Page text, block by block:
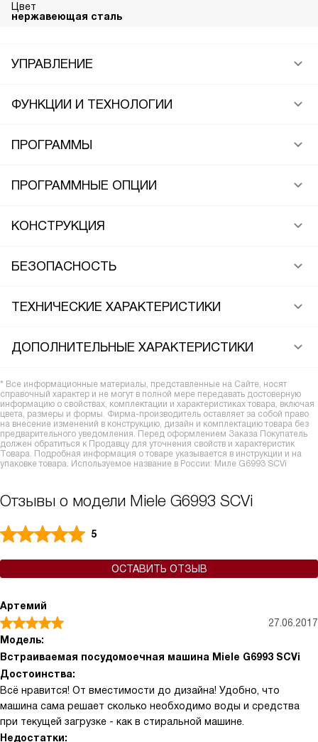
Цвет
нержавеющая сталь
УПРАВЛЕНИЕ
ФУНКЦИИ И ТЕХНОЛОГИИ
ПРОГРАММЫ
ПРОГРАММНЫЕ ОПЦИИ
КОНСТРУКЦИЯ
БЕЗОПАСНОСТЬ
ТЕХНИЧЕСКИЕ ХАРАКТЕРИСТИКИ
ДОПОЛНИТЕЛЬНЫЕ ХАРАКТЕРИСТИКИ
* Все информационные материалы, представленные на Сайте, носят
справочный характер и не могут в полной мере передавать достоверную
информацию о свойствах, комплектации и характеристиках товара, включая
цвета, размеры и формы. Фирма-производитель оставляет за собой право
на внесение изменений в конструкцию, дизайн и комплектацию товара без
предварительного уведомления. Перед оформлением Заказа Покупатель
должен обратиться к Продавцу для уточнения свойств и характеристик
Товара. Подробная информация о товаре указывается в инструкции и на
упаковке товара. Используемое название в России: Миле G6993 SCVi
Отзывы о модели Miele G6993 SCVi
5
ОСТАВИТЬ ОТЗЫВ
Артемий
27.06.2017
Модель:
Встраиваемая посудомоечная машина Miele G6993 SCVi
Достоинства:
Всё нравится! От вместимости до дизайна! Удобно, что
машина сама решает сколько необходимо воды и средства
при текущей загрузке - как в стиральной машине.
Недостатки: